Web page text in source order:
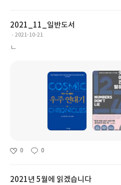
2021_11_일반도서
2021-10-21
ㄴ
0 0
2021년 5월에 읽겠습니다